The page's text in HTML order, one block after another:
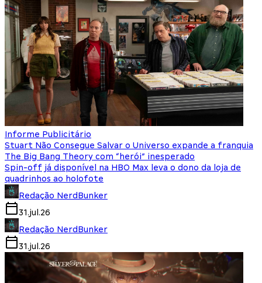
Informe Publicitário
Stuart Não Consegue Salvar o Universo expande a franquia
The Big Bang Theory com “herói” inesperado
Spin-off já disponível na HBO Max leva o dono da loja de
quadrinhos ao holofote
Redação NerdBunker
31.jul.26
Redação NerdBunker
31.jul.26